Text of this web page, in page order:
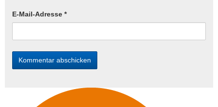
E-Mail-Adresse *